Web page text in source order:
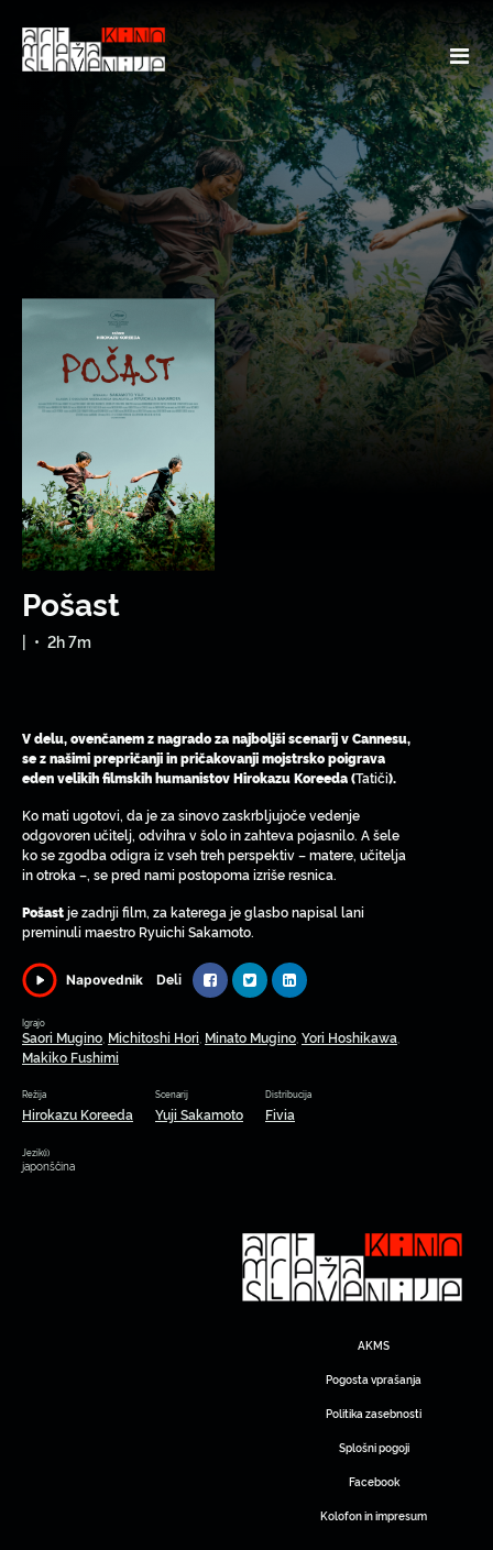
Pošast
| • 2h 7m
V delu, ovenčanem z nagrado za najboljši scenarij v Cannesu,
se z našimi prepričanji in pričakovanji mojstrsko poigrava
eden velikih filmskih humanistov Hirokazu Koreeda (Tatiči).
Ko mati ugotovi, da je za sinovo zaskrbljujoče vedenje
odgovoren učitelj, odvihra v šolo in zahteva pojasnilo. A šele
ko se zgodba odigra iz vseh treh perspektiv – matere, učitelja
in otroka –, se pred nami postopoma izriše resnica.
Pošastje zadnji film, za katerega je glasbo napisal lani
preminuli maestro Ryuichi Sakamoto.
Napovednik Deli
Igrajo
Saori Mugino Michitoshi Hori Minato Mugino Yori Hoshikawa
Makiko Fushimi
Režija
Hirokazu Koreeda
Scenarij
Yuji Sakamoto
Distribucija
Fivia
Jezik(i)
japonščina
AKMS
Pogosta vprašanja
Politika zasebnosti
Splošni pogoji
Facebook
Kolofon in impresum